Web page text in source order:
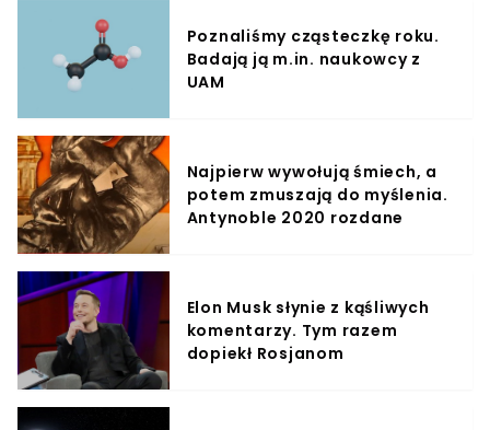
Poznaliśmy cząsteczkę roku.
Badają ją m.in. naukowcy z
UAM
Najpierw wywołują śmiech, a
potem zmuszają do myślenia.
Antynoble 2020 rozdane
Elon Musk słynie z kąśliwych
komentarzy. Tym razem
dopiekł Rosjanom